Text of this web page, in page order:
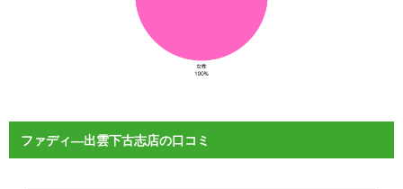
ファディ―出雲下古志店の口コミ